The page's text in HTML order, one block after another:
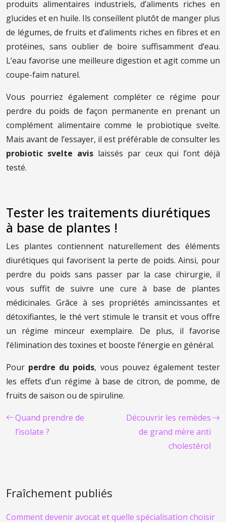
produits alimentaires industriels, d’aliments riches en
glucides et en huile. Ils conseillent plutôt de manger plus
de légumes, de fruits et d’aliments riches en fibres et en
protéines, sans oublier de boire suffisamment d’eau.
L’eau favorise une meilleure digestion et agit comme un
coupe-faim naturel.
Vous pourriez également compléter ce régime pour
perdre du poids de façon permanente en prenant un
complément alimentaire comme le probiotique svelte.
Mais avant de l’essayer, il est préférable de consulter les
probiotic svelte avis laissés par ceux qui l’ont déjà
testé.
Tester les traitements diurétiques
à base de plantes !
Les plantes contiennent naturellement des éléments
diurétiques qui favorisent la perte de poids. Ainsi, pour
perdre du poids sans passer par la case chirurgie, il
vous suffit de suivre une cure à base de plantes
médicinales. Grâce à ses propriétés amincissantes et
détoxifiantes, le thé vert stimule le transit et vous offre
un régime minceur exemplaire. De plus, il favorise
l’élimination des toxines et booste l’énergie en général.
Pour perdre du poids, vous pouvez également tester
les effets d’un régime à base de citron, de pomme, de
fruits de saison ou de spiruline.
Quand prendre de
l’isolate ?
Découvrir les remèdes
de grand mère anti
cholestérol
Fraîchement publiés
Comment devenir avocat et quelle spécialisation choisir